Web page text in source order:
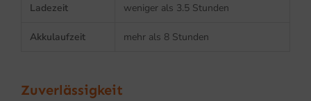
Ladezeit weniger als 3.5 Stunden
Akkulaufzeit mehr als 8 Stunden
Zuverlässigkeit